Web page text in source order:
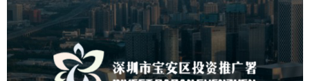
深圳市宝安区投资推广署